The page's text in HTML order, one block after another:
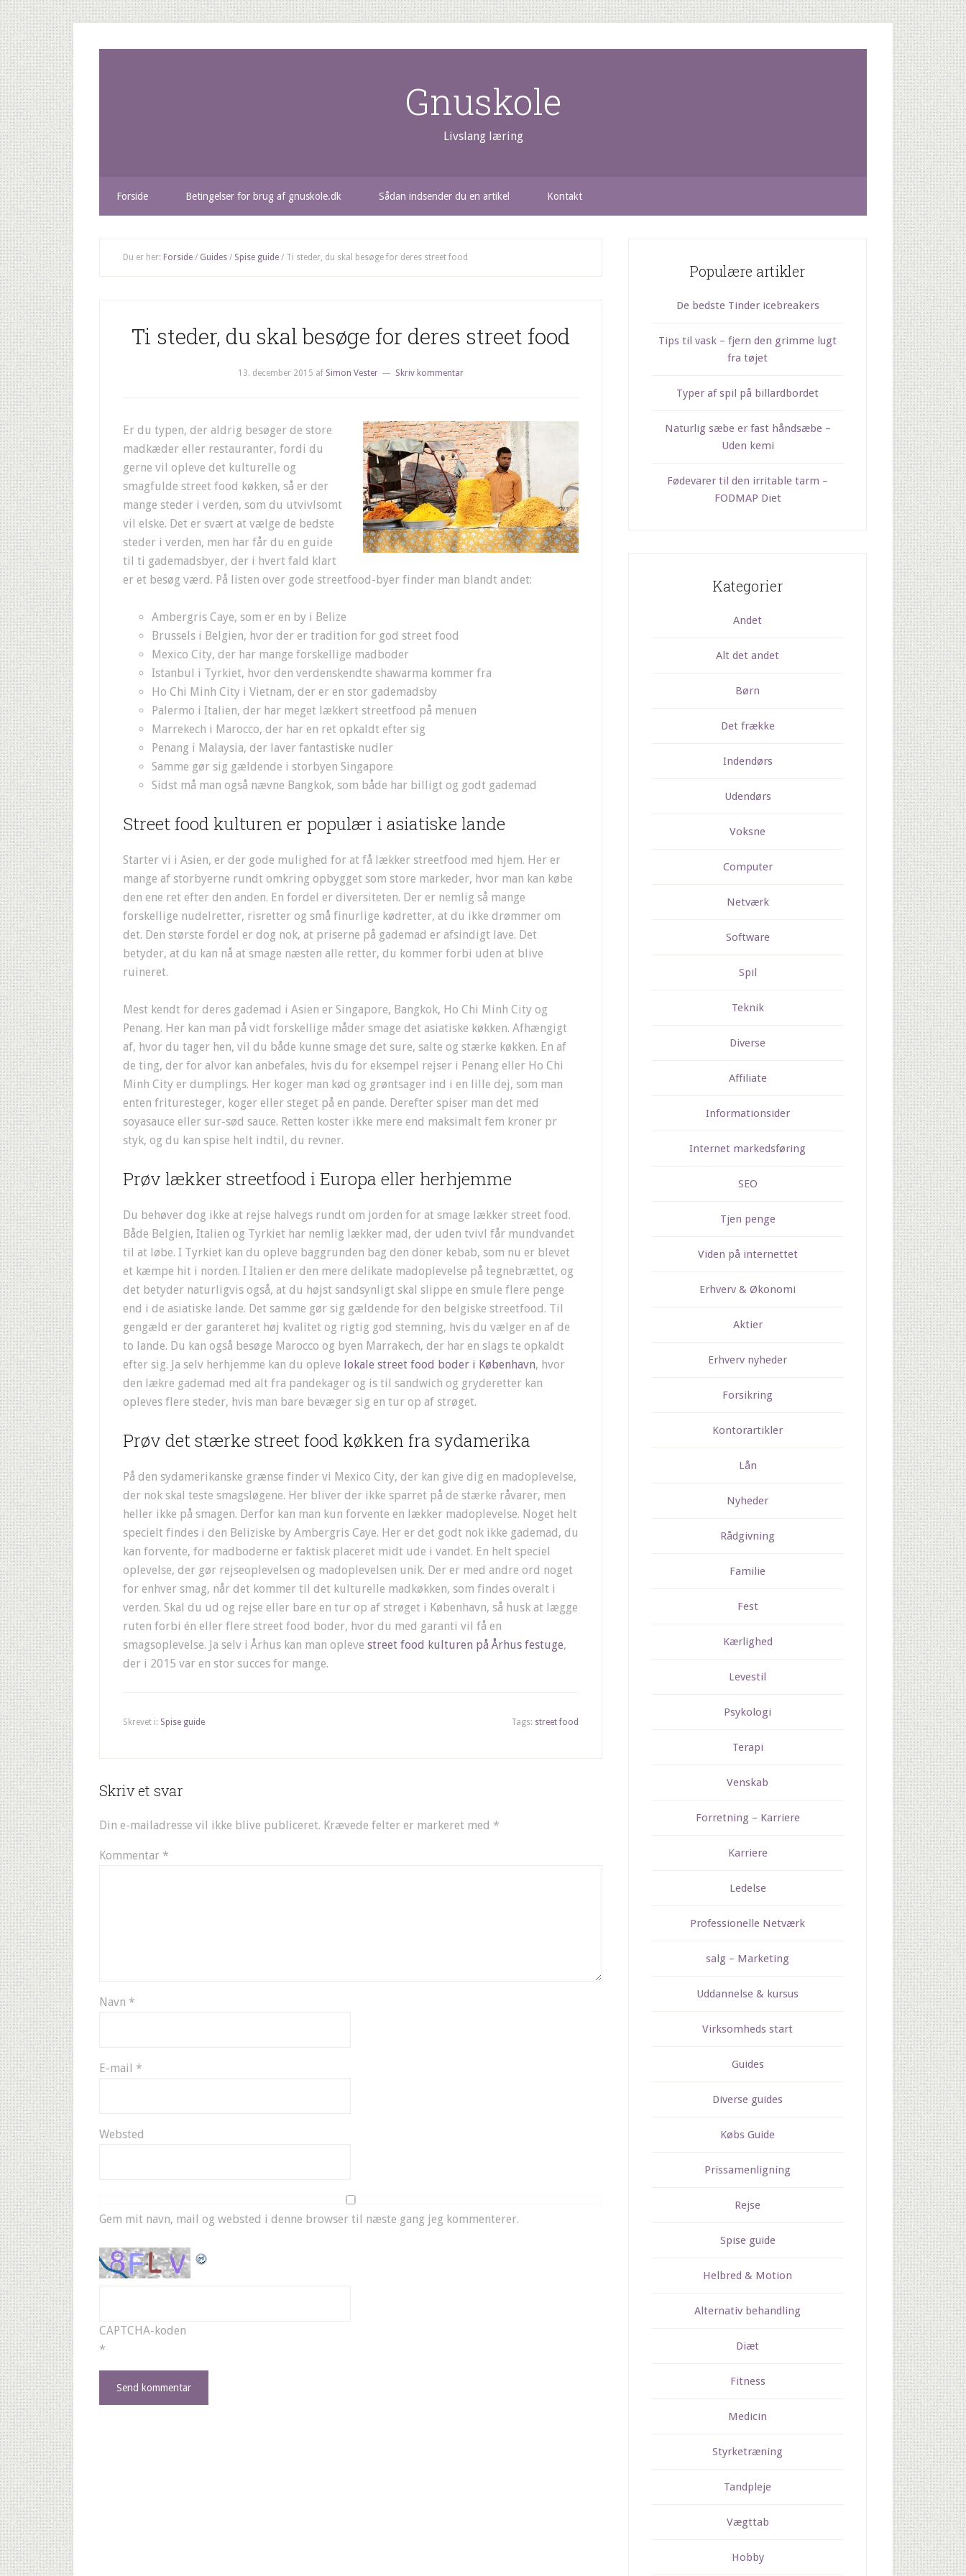
Gnuskole
Livslang læring
Forside Betingelser for brug af gnuskole.dk Sådan indsender du en artikel Kontakt
Du er her: Forside / Guides / Spise guide / Ti steder, du skal besøge for deres street food
Ti steder, du skal besøge for deres street food
13. december 2015 af Simon Vester Skriv kommentar
Er du typen, der aldrig besøger de store
madkæder eller restauranter, fordi du
gerne vil opleve det kulturelle og
smagfulde street food køkken, så er der
mange steder i verden, som du utvivlsomt
vil elske. Det er svært at vælge de bedste
steder i verden, men har får du en guide
til ti gademadsbyer, der i hvert fald klart
er et besøg værd. På listen over gode streetfood-byer finder man blandt andet:
Ambergris Caye, som er en by i Belize
Brussels i Belgien, hvor der er tradition for god street food
Mexico City, der har mange forskellige madboder
Istanbul i Tyrkiet, hvor den verdenskendte shawarma kommer fra
Ho Chi Minh City i Vietnam, der er en stor gademadsby
Palermo i Italien, der har meget lækkert streetfood på menuen
Marrekech i Marocco, der har en ret opkaldt efter sig
Penang i Malaysia, der laver fantastiske nudler
Samme gør sig gældende i storbyen Singapore
Sidst må man også nævne Bangkok, som både har billigt og godt gademad
Street food kulturen er populær i asiatiske lande
Starter vi i Asien, er der gode mulighed for at få lækker streetfood med hjem. Her er
mange af storbyerne rundt omkring opbygget som store markeder, hvor man kan købe
den ene ret efter den anden. En fordel er diversiteten. Der er nemlig så mange
forskellige nudelretter, risretter og små finurlige kødretter, at du ikke drømmer om
det. Den største fordel er dog nok, at priserne på gademad er afsindigt lave. Det
betyder, at du kan nå at smage næsten alle retter, du kommer forbi uden at blive
ruineret.
Mest kendt for deres gademad i Asien er Singapore, Bangkok, Ho Chi Minh City og
Penang. Her kan man på vidt forskellige måder smage det asiatiske køkken. Afhængigt
af, hvor du tager hen, vil du både kunne smage det sure, salte og stærke køkken. En af
de ting, der for alvor kan anbefales, hvis du for eksempel rejser i Penang eller Ho Chi
Minh City er dumplings. Her koger man kød og grøntsager ind i en lille dej, som man
enten frituresteger, koger eller steget på en pande. Derefter spiser man det med
soyasauce eller sur-sød sauce. Retten koster ikke mere end maksimalt fem kroner pr
styk, og du kan spise helt indtil, du revner.
Prøv lækker streetfood i Europa eller herhjemme
Du behøver dog ikke at rejse halvegs rundt om jorden for at smage lækker street food.
Både Belgien, Italien og Tyrkiet har nemlig lækker mad, der uden tvivl får mundvandet
til at løbe. I Tyrkiet kan du opleve baggrunden bag den döner kebab, som nu er blevet
et kæmpe hit i norden. I Italien er den mere delikate madoplevelse på tegnebrættet, og
det betyder naturligvis også, at du højst sandsynligt skal slippe en smule flere penge
end i de asiatiske lande. Det samme gør sig gældende for den belgiske streetfood. Til
gengæld er der garanteret høj kvalitet og rigtig god stemning, hvis du vælger en af de
to lande. Du kan også besøge Marocco og byen Marrakech, der har en slags te opkaldt
efter sig. Ja selv herhjemme kan du opleve lokale street food boder i København, hvor
den lækre gademad med alt fra pandekager og is til sandwich og gryderetter kan
opleves flere steder, hvis man bare bevæger sig en tur op af strøget.
Prøv det stærke street food køkken fra sydamerika
På den sydamerikanske grænse finder vi Mexico City, der kan give dig en madoplevelse,
der nok skal teste smagsløgene. Her bliver der ikke sparret på de stærke råvarer, men
heller ikke på smagen. Derfor kan man kun forvente en lækker madoplevelse. Noget helt
specielt findes i den Beliziske by Ambergris Caye. Her er det godt nok ikke gademad, du
kan forvente, for madboderne er faktisk placeret midt ude i vandet. En helt speciel
oplevelse, der gør rejseoplevelsen og madoplevelsen unik. Der er med andre ord noget
for enhver smag, når det kommer til det kulturelle madkøkken, som findes overalt i
verden. Skal du ud og rejse eller bare en tur op af strøget i København, så husk at lægge
ruten forbi én eller flere street food boder, hvor du med garanti vil få en
smagsoplevelse. Ja selv i Århus kan man opleve street food kulturen på Århus festuge,
der i 2015 var en stor succes for mange.
Skrevet i: Spise guide Tags: street food
Skriv et svar
Din e-mailadresse vil ikke blive publiceret. Krævede felter er markeret med *
Kommentar *
Navn *
E-mail *
Websted
Gem mit navn, mail og websted i denne browser til næste gang jeg kommenterer.
CAPTCHA-koden
*
Populære artikler
De bedste Tinder icebreakers
Tips til vask – fjern den grimme lugt
fra tøjet
Typer af spil på billardbordet
Naturlig sæbe er fast håndsæbe –
Uden kemi
Fødevarer til den irritable tarm –
FODMAP Diet
Kategorier
Andet
Alt det andet
Børn
Det frække
Indendørs
Udendørs
Voksne
Computer
Netværk
Software
Spil
Teknik
Diverse
Affiliate
Informationsider
Internet markedsføring
SEO
Tjen penge
Viden på internettet
Erhverv & Økonomi
Aktier
Erhverv nyheder
Forsikring
Kontorartikler
Lån
Nyheder
Rådgivning
Familie
Fest
Kærlighed
Levestil
Psykologi
Terapi
Venskab
Forretning – Karriere
Karriere
Ledelse
Professionelle Netværk
salg – Marketing
Uddannelse & kursus
Virksomheds start
Guides
Diverse guides
Købs Guide
Prissamenligning
Rejse
Spise guide
Helbred & Motion
Alternativ behandling
Diæt
Fitness
Medicin
Styrketræning
Tandpleje
Vægttab
Hobby